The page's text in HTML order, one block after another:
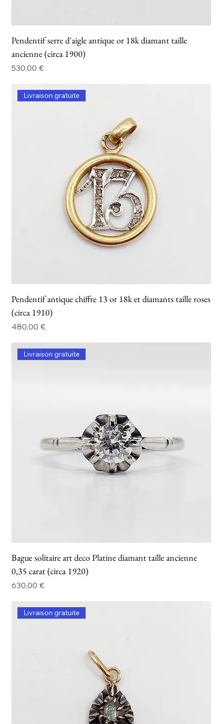
Pendentif serre d'aigle antique or 18k diamant taille
ancienne (circa 1900)
Prix
530,00 €
Livraison gratuite
Pendentif antique chiffre 13 or 18k et diamants taille roses
(circa 1910)
Prix
480,00 €
Livraison gratuite
Bague solitaire art deco Platine diamant taille ancienne
0,35 carat (circa 1920)
Prix
630,00 €
Livraison gratuite